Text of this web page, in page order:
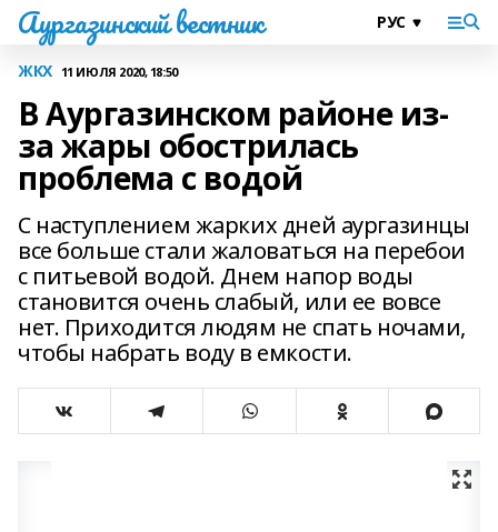
Аургазинский вестник
ЖКХ 11 ИЮЛЯ 2020, 18:50
В Аургазинском районе из-
за жары обострилась
проблема с водой
С наступлением жарких дней аургазинцы
все больше стали жаловаться на перебои
с питьевой водой. Днем напор воды
становится очень слабый, или ее вовсе
нет. Приходится людям не спать ночами,
чтобы набрать воду в емкости.